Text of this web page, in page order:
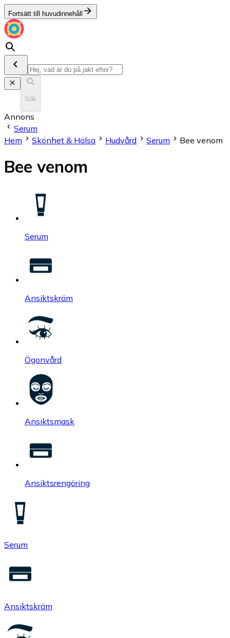
Fortsätt till huvudinnehåll
Sök
Annons
Serum
Hem
Skönhet & Hälsa Hudvård Serum Bee venom
Bee venom
Serum
Ansiktskräm
Ögonvård
Ansiktsmask
Ansiktsrengöring
Serum
Ansiktskräm